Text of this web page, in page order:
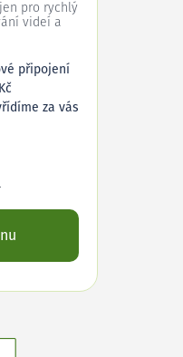
pro rychlý
videí a
připojení
za vás